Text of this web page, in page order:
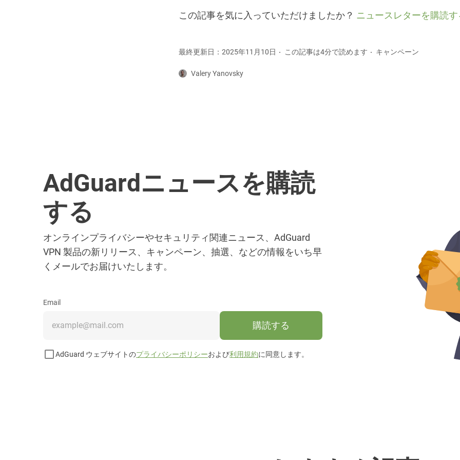
この記事を気に入っていただけましたか？ ニュースレターを購読す
最終更新日：2025年11月10日 この記事は4分で読めます キャンペーン
Valery Yanovsky
AdGuardニュースを購読
する
オンラインプライバシーやセキュリティ関連ニュース、AdGuard
VPN 製品の新リリース、キャンペーン、抽選、などの情報をいち早
くメールでお届けいたします。
Email
購読する
AdGuard ウェブサイトのプライバシーポリシーおよび利用規約に同意します。